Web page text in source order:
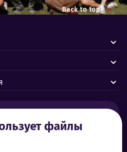
файлы
Back to top
24/7